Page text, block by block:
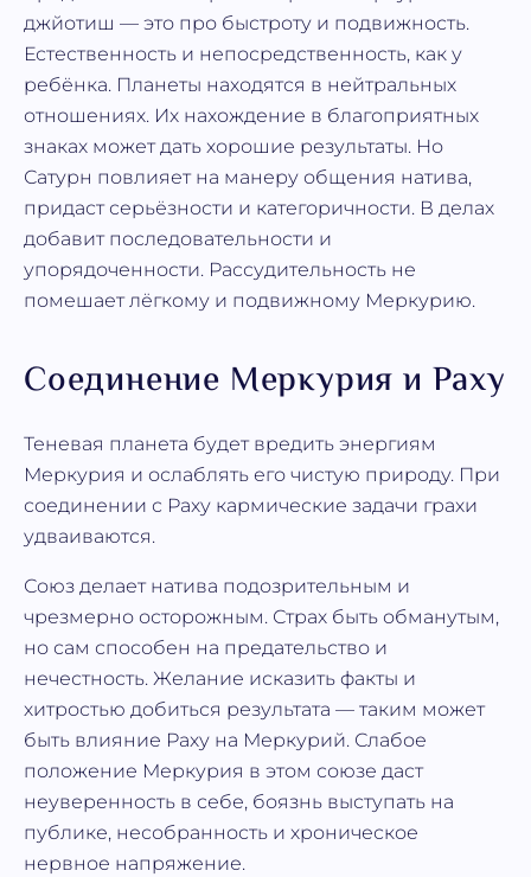
джйотиш — это про быстроту и подвижность.
Естественность и непосредственность, как у
ребёнка. Планеты находятся в нейтральных
отношениях. Их нахождение в благоприятных
знаках может дать хорошие результаты. Но
Сатурн повлияет на манеру общения натива,
придаст серьёзности и категоричности. В делах
добавит последовательности и
упорядоченности. Рассудительность не
помешает лёгкому и подвижному Меркурию.
Соединение Меркурия и Раху
Теневая планета будет вредить энергиям
Меркурия и ослаблять его чистую природу. При
соединении с Раху кармические задачи грахи
удваиваются.
Союз делает натива подозрительным и
чрезмерно осторожным. Страх быть обманутым,
но сам способен на предательство и
нечестность. Желание исказить факты и
хитростью добиться результата — таким может
быть влияние Раху на Меркурий. Слабое
положение Меркурия в этом союзе даст
неуверенность в себе, боязнь выступать на
публике, несобранность и хроническое
нервное напряжение.